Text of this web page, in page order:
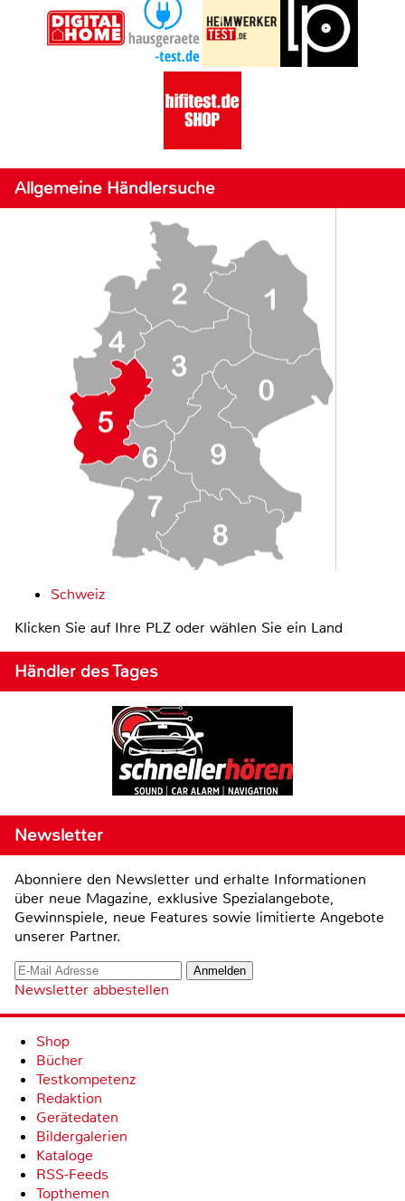
Allgemeine Händlersuche
Schweiz
Klicken Sie auf Ihre PLZ oder wählen Sie ein Land
Händler des Tages
Newsletter
Abonniere den Newsletter und erhalte Informationen
über neue Magazine, exklusive Spezialangebote,
Gewinnspiele, neue Features sowie limitierte Angebote
unserer Partner.
Newsletter abbestellen
Shop
Bücher
Testkompetenz
Redaktion
Gerätedaten
Bildergalerien
Kataloge
RSS-Feeds
Topthemen